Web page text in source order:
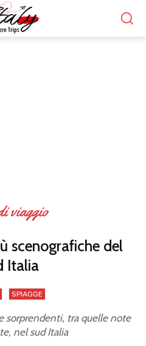
viaggio
scenografiche del
Italia
SPIAGGE
sorprendenti, tra quelle note
nel sud Italia